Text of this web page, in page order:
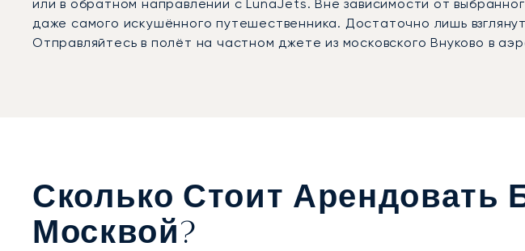
или в обратном направлении с LunaJets. Вне зависимости от
даже самого искушённого путешественника. Достаточно лишь
Отправляйтесь в полёт на частном джете из московского Внуково в
Сколько Стоит
Москвой?